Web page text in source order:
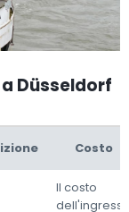
Düsseldorf
Costo
Il costo